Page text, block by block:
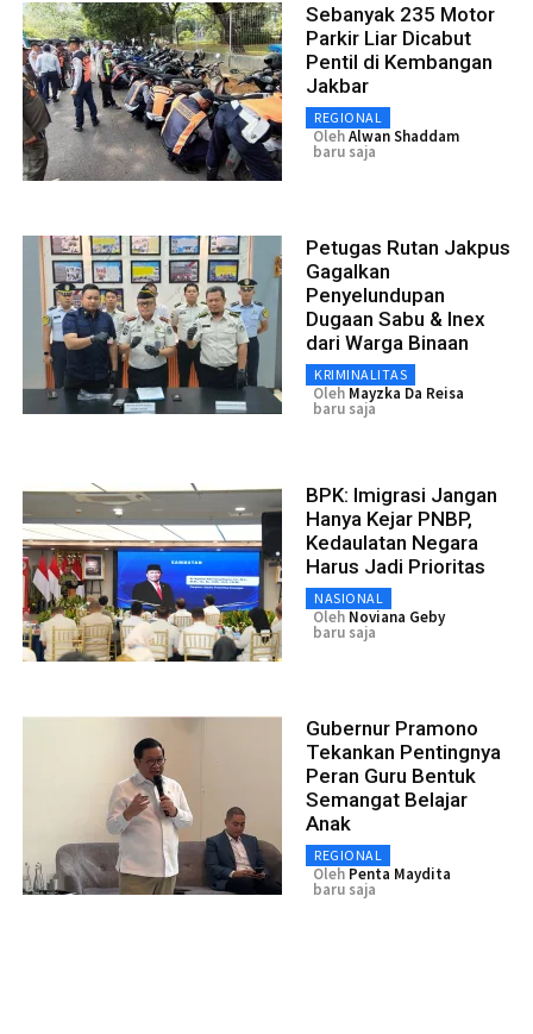
Sebanyak 235 Motor
Parkir Liar Dicabut
Pentil di Kembangan
Jakbar
REGIONAL
OlehAlwan Shaddam
baru saja
Petugas Rutan Jakpus
Gagalkan
Penyelundupan
Dugaan Sabu & Inex
dari Warga Binaan
KRIMINALITAS
Oleh Mayzka Da Reisa
baru saja
BPK: Imigrasi Jangan
Hanya Kejar PNBP,
Kedaulatan Negara
Harus Jadi Prioritas
NASIONAL
Oleh Noviana Geby
baru saja
Gubernur Pramono
Tekankan Pentingnya
Peran Guru Bentuk
Semangat Belajar
Anak
REGIONAL
Oleh Penta Maydita
baru saja